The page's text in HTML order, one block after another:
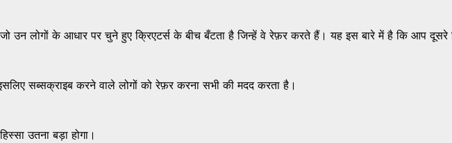
लोगों के आधार पर चुने हुए क्रिएटर्स के बीच बँटता है जिन्हें वे रेफ़र करते हैं। यह इस बारे में है कि आप दूसरे
सब्सक्राइब करने वाले लोगों को रेफ़र करना सभी की मदद करता है।
उतना बड़ा होगा।